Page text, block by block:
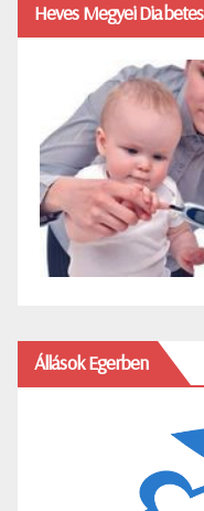
Heves Megyei
Állások Egerben